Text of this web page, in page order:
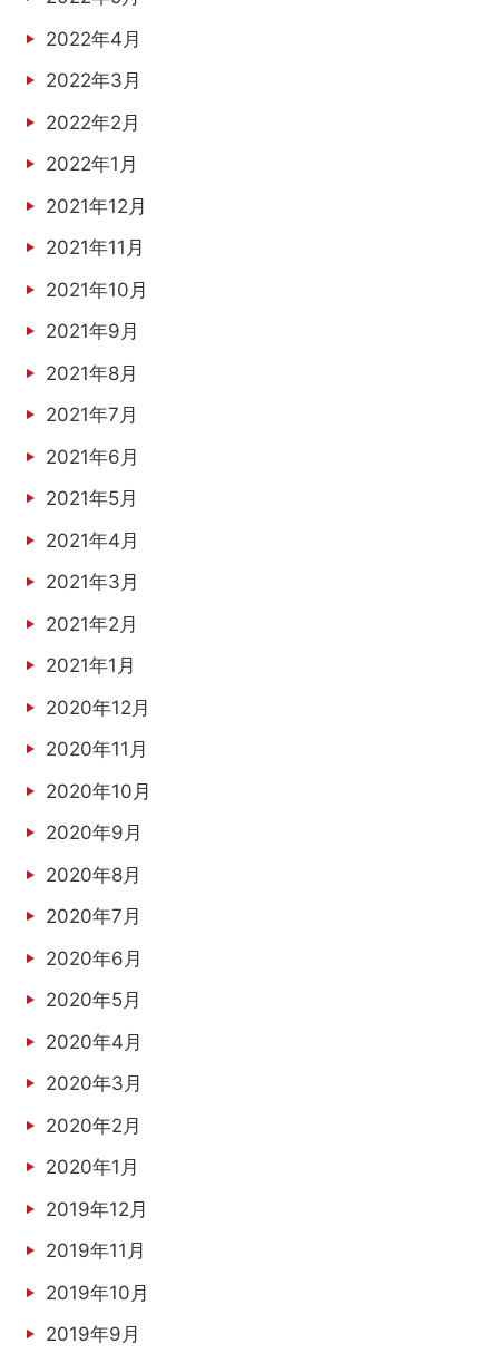
2022年4月
2022年3月
2022年2月
2022年1月
2021年12月
2021年11月
2021年10月
2021年9月
2021年8月
2021年7月
2021年6月
2021年5月
2021年4月
2021年3月
2021年2月
2021年1月
2020年12月
2020年11月
2020年10月
2020年9月
2020年8月
2020年7月
2020年6月
2020年5月
2020年4月
2020年3月
2020年2月
2020年1月
2019年12月
2019年11月
2019年10月
2019年9月